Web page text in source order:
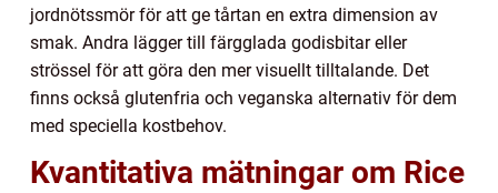
jordnötssmör för att ge tårtan en extra dimension av
smak. Andra lägger till färgglada godisbitar eller
strössel för att göra den mer visuellt tilltalande. Det
finns också glutenfria och veganska alternativ för dem
med speciella kostbehov.
Kvantitativa mätningar om Rice